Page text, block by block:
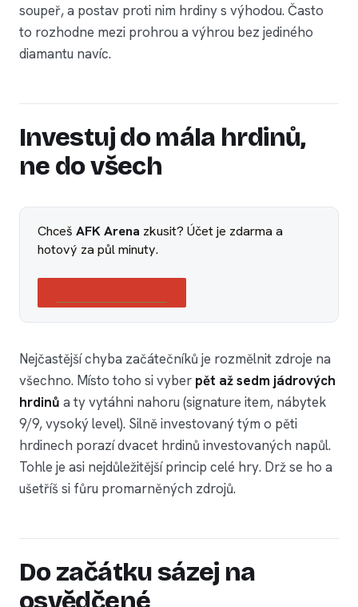
soupeř, a postav proti nim hrdiny s výhodou. Často
to rozhodne mezi prohrou a výhrou bez jediného
diamantu navíc.
Investuj do mála hrdinů,
ne do všech
Chceš AFK Arena zkusit? Účet je zdarma a
hotový za půl minuty.
Nejčastější chyba začátečníků je rozmělnit zdroje na
všechno. Místo toho si vyber pět až sedm jádrových
hrdinů a ty vytáhni nahoru (signature item, nábytek
9/9, vysoký level). Silně investovaný tým o pěti
hrdinech porazí dvacet hrdinů investovaných napůl.
Tohle je asi nejdůležitější princip celé hry. Drž se ho a
ušetříš si fůru promarněných zdrojů.
Do začátku sázej na